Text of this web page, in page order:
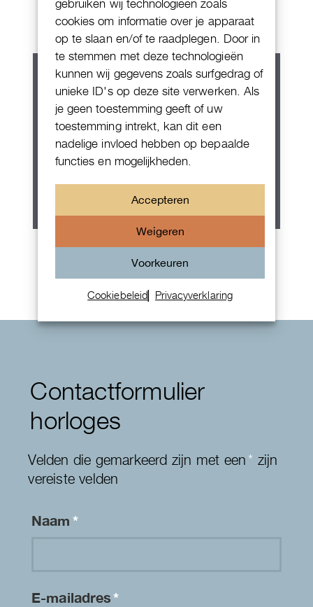
gebruiken wij technologieën zoals
cookies om informatie over je apparaat
op te slaan en/of te raadplegen. Door in
te stemmen met deze technologieën
kunnen wij gegevens zoals surfgedrag of
unieke ID's op deze site verwerken. Als
je geen toestemming geeft of uw
toestemming intrekt, kan dit een
nadelige invloed hebben op bepaalde
functies en mogelijkheden.
Accepteren
Weigeren
Voorkeuren
Cookiebeleid Privacyverklaring
IWC Da Vinci
Contactformulier
horloges
Velden die gemarkeerd zijn met een* zijn
vereiste velden
Naam*
E-mailadres*